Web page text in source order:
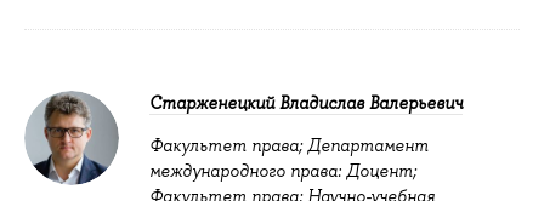
Старженецкий Владислав Валерьевич
Факультет права; Департамент
международного права: Доцент;
Факультет права; Научно-учебная